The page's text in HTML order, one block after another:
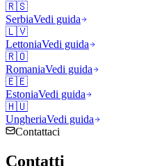
🇷🇸
SerbiaVedi guida
🇱🇻
LettoniaVedi guida
🇷🇴
RomaniaVedi guida
🇪🇪
EstoniaVedi guida
🇭🇺
UngheriaVedi guida
Contattaci
Contatti